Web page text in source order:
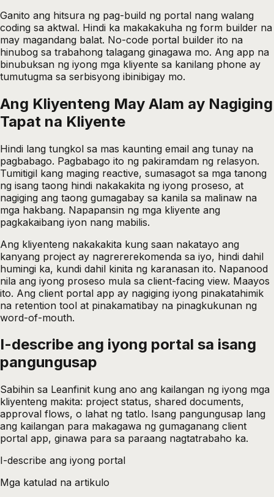
Ganito ang hitsura ng pag-build ng portal nang walang
coding sa aktwal. Hindi ka makakakuha ng form builder na
may magandang balat. No-code portal builder ito na
hinubog sa trabahong talagang ginagawa mo. Ang app na
binubuksan ng iyong mga kliyente sa kanilang phone ay
tumutugma sa serbisyong ibinibigay mo.
Ang Kliyenteng May Alam ay Nagiging
Tapat na Kliyente
Hindi lang tungkol sa mas kaunting email ang tunay na
pagbabago. Pagbabago ito ng pakiramdam ng relasyon.
Tumitigil kang maging reactive, sumasagot sa mga tanong
ng isang taong hindi nakakakita ng iyong proseso, at
nagiging ang taong gumagabay sa kanila sa malinaw na
mga hakbang. Napapansin ng mga kliyente ang
pagkakaibang iyon nang mabilis.
Ang kliyenteng nakakakita kung saan nakatayo ang
kanyang project ay nagrererekomenda sa iyo, hindi dahil
humingi ka, kundi dahil kinita ng karanasan ito. Napanood
nila ang iyong proseso mula sa client-facing view. Maayos
ito. Ang client portal app ay nagiging iyong pinakatahimik
na retention tool at pinakamatibay na pinagkukunan ng
word-of-mouth.
I-describe ang iyong portal sa isang
pangungusap
Sabihin sa Leanfinit kung ano ang kailangan ng iyong mga
kliyenteng makita: project status, shared documents,
approval flows, o lahat ng tatlo. Isang pangungusap lang
ang kailangan para makagawa ng gumaganang client
portal app, ginawa para sa paraang nagtatrabaho ka.
I-describe ang iyong portal
Mga katulad na artikulo